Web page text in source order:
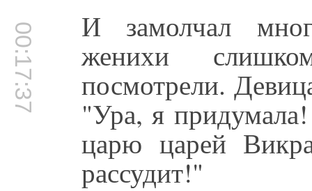
00:17:37 И замолчал
женихи
посмотрели.
"Ура, я
царю царей
рассудит!"